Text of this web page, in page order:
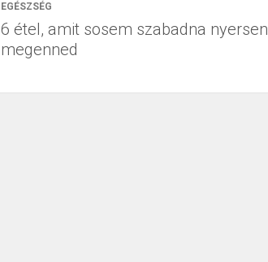
EGÉSZSÉG
6 étel, amit sosem szabadna nyersen
megenned